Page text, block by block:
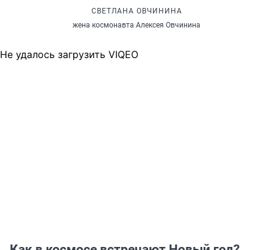
СВЕТЛАНА ОВЧИНИНА
жена космонавта Алексея Овчинина
Не удалось загрузить VIQEO